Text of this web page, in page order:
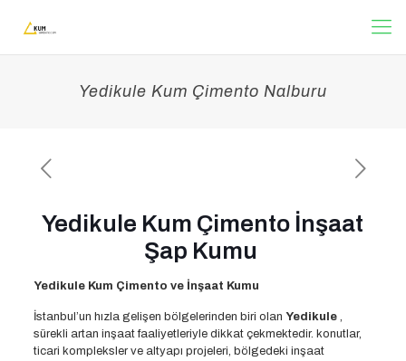
Yedikule Kum Çimento Nalburu
Yedikule Kum Çimento İnşaat
Şap Kumu
Yedikule Kum Çimento ve İnşaat Kumu
İstanbul’un hızla gelişen bölgelerinden biri olan Yedikule ,
sürekli artan inşaat faaliyetleriyle dikkat çekmektedir. konutlar,
ticari kompleksler ve altyapı projeleri, bölgedeki inşaat